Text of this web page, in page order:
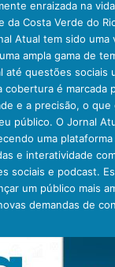
enraizada na
da Costa Verde do
Atual tem sido uma
ampla gama de
até questões sociais
é marcada
e a precisão, o
público. O Jornal
uma
e interatividade
sociais e podcast.
um público mais
demandas de